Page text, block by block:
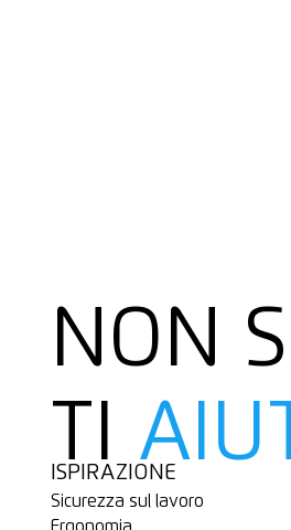
NON
TI
ISPIRAZIONE
Sicurezza sul lavoro